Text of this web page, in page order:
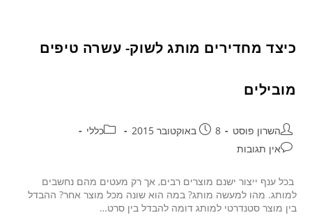
כיצד מחדירים מותג לשוק- עשרה טיפים
מובילים
השרון פוסט 8 באוקטובר 2015
כללי
אין תגובות
בכל ענף ייצור ישנם מוצרים רבים, אך רק מעטים מהם נחשבים
למותג. מהו למעשה מותג? במה הוא שונה מכל מוצר אחר? ההבדל
בין מוצר סטנדרטי למותג דומה להבדל בין סרט…